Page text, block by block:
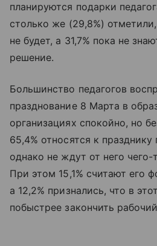
планируются подарки
столько же (29,8%)
не будет, а 31,7% пока не
решение.
Большинство педагогов
празднование 8 Марта в
организациях спокойно, но
65,4% относятся к
однако не ждут от него чего-
При этом 15,1% считают его
а 12,2% признались, что в
побыстрее закончить